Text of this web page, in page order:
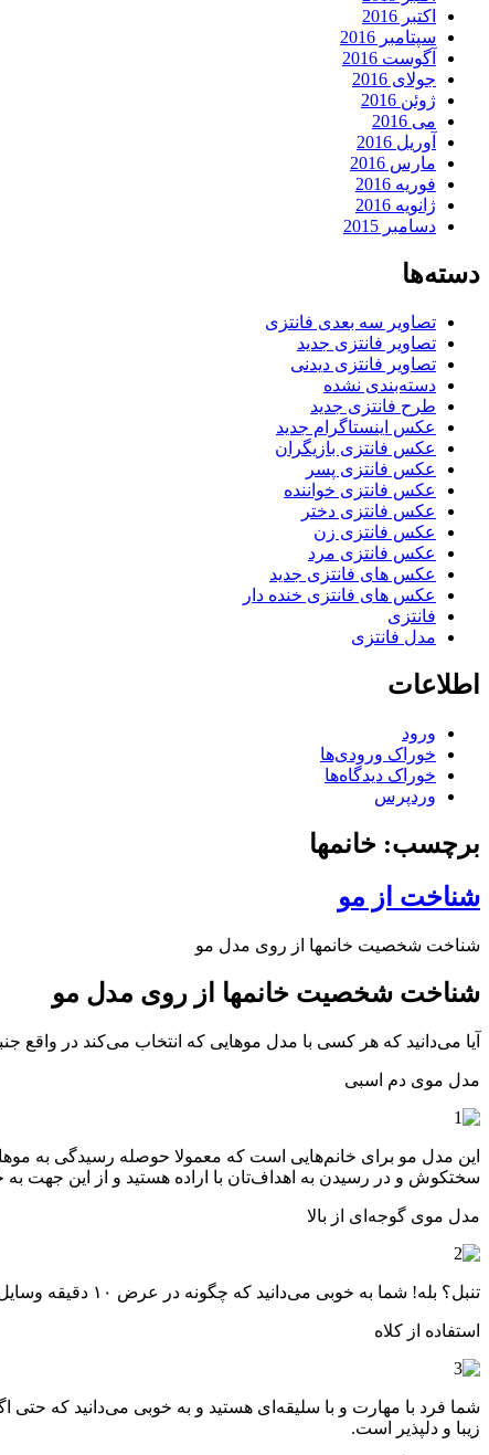
اکتبر 2016
سپتامبر 2016
آگوست 2016
جولای 2016
ژوئن 2016
می 2016
آوریل 2016
مارس 2016
فوریه 2016
ژانویه 2016
دسامبر 2015
دسته‌ها
تصاویر سه بعدی فانتزی
تصاویر فانتزی جدید
تصاویر فانتزی دیدنی
دسته‌بندی نشده
طرح فانتزی جدید
عکس اینستاگرام جدید
عکس فانتزی بازیگران
عکس فانتزی پسر
عکس فانتزی خواننده
عکس فانتزی دختر
عکس فانتزی زن
عکس فانتزی مرد
عکس های فانتزی جدید
عکس های فانتزی خنده دار
فانتزی
مدل فانتزی
اطلاعات
ورود
خوراک ورودی‌ها
خوراک دیدگاه‌ها
وردپرس
برچسب: خانمها
شناخت از مو
شناخت شخصیت خانمها از روی مدل مو
شناخت شخصیت خانمها از روی مدل مو
آیا می‌دانید که هر کسی با مدل موهایی که انتخاب می‌کند در
مدل موی دم اسبی
این مدل مو برای خانم‌هایی است که معمولا حوصله رسیدگی به
سختکوش و در رسیدن به اهداف‌تان با اراده هستید و از این جهت به
مدل موی گوجه‌ای از بالا
تنبل؟ بله! شما به خوبی می‌دانید که چگونه در عرض ۱۰ دقیقه وسایل‌تان را جمع کنید، موهای‌تان را مدل گوجه‌ای ببندید، یک رژ قرمز به لب‌های‌تان بزنید و مثل هر روز به سرعت از خانه خارج شوید.
استفاده از کلاه
شما فرد با مهارت و با سلیقه‌ای هستید و به خوبی می‌دانید که حتی
زیبا و دلپذیر است.